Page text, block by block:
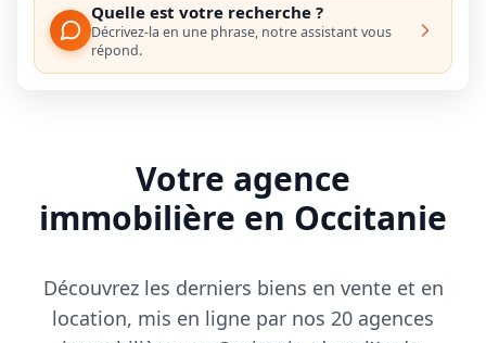
Quelle est votre recherche ?
Décrivez-la en une phrase, notre assistant vous
répond.
Votre agence
immobilière en Occitanie
Découvrez les derniers biens en vente et en
location, mis en ligne par nos 20 agences